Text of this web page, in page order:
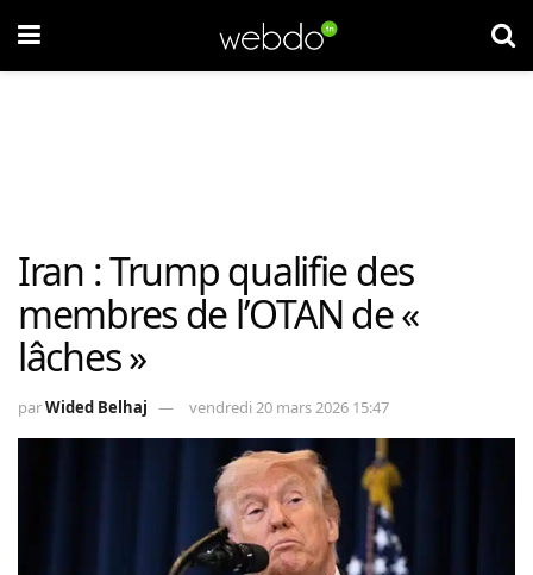
Iran : Trump qualifie des
membres de l’OTAN de «
lâches »
parWided Belhaj vendredi 20 mars 2026 15:47